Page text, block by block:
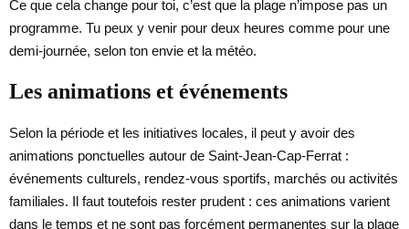
Ce que cela change pour toi, c’est que la plage n’impose pas un
programme. Tu peux y venir pour deux heures comme pour une
demi-journée, selon ton envie et la météo.
Les animations et événements
Selon la période et les initiatives locales, il peut y avoir des
animations ponctuelles autour de Saint-Jean-Cap-Ferrat :
événements culturels, rendez-vous sportifs, marchés ou activités
familiales. Il faut toutefois rester prudent : ces animations varient
dans le temps et ne sont pas forcément permanentes sur la plage